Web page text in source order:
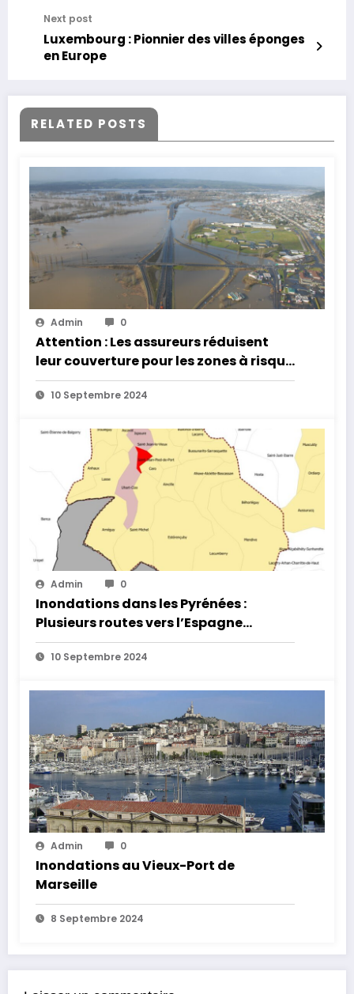
Next post
Luxembourg : Pionnier des villes éponges
en Europe
RELATED POSTS
Admin 0
Attention : Les assureurs réduisent
leur couverture pour les zones à risque
d’inondation
10 Septembre 2024
Admin 0
Inondations dans les Pyrénées :
Plusieurs routes vers l’Espagne
fermées jusqu’à nouvel ordre
10 Septembre 2024
Admin 0
Inondations au Vieux-Port de
Marseille
8 Septembre 2024